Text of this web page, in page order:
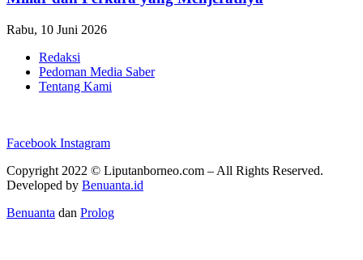
Rabu, 10 Juni 2026
Redaksi
Pedoman Media Saber
Tentang Kami
Facebook Instagram
Copyright 2022 © Liputanborneo.com – All Rights Reserved.
Developed by Benuanta.id
Benuanta dan Prolog